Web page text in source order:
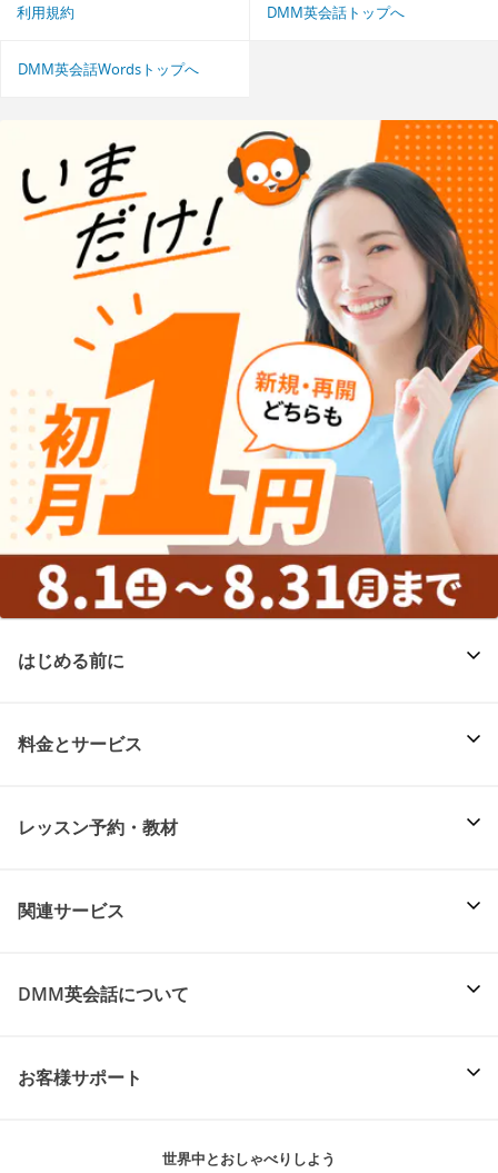
利用規約 DMM英会話トップへ
DMM英会話Wordsトップへ
はじめる前に
料金とサービス
レッスン予約・教材
関連サービス
DMM英会話について
お客様サポート
世界中とおしゃべりしよう